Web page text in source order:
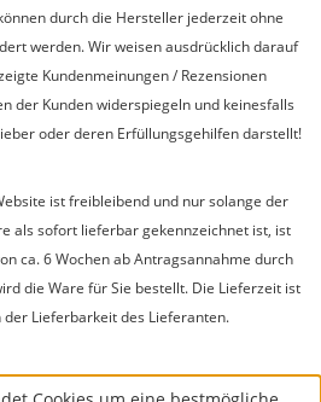
durch die Hersteller jederzeit ohne
werden. Wir weisen ausdrücklich darauf
Kundenmeinungen / Rezensionen
der Kunden widerspiegeln und keinesfalls
oder deren Erfüllungsgehilfen darstellt!
ist freibleibend und nur solange der
als sofort lieferbar gekennzeichnet ist, ist
ca. 6 Wochen ab Antragsannahme durch
die Ware für Sie bestellt. Die Lieferzeit ist
der Lieferbarkeit des Lieferanten.